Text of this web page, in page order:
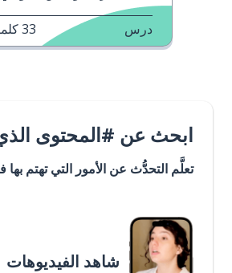
درس 33
ابحث عن #المحتوى
تعلَّم التحدُّث عن الأمور التي تهتم بها
شاهد الفيديوهات